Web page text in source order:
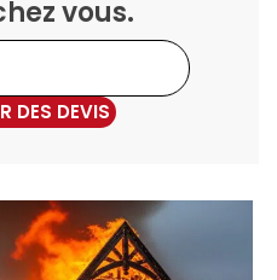
vous.
DES DEVIS